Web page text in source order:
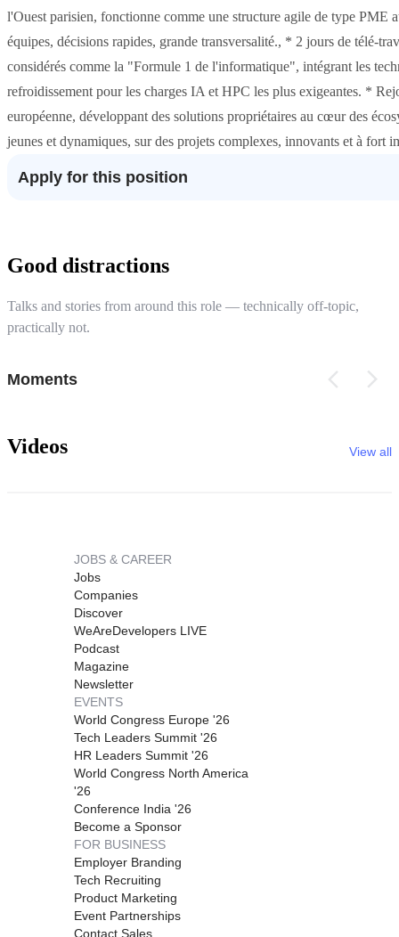
l'Ouest parisien, fonctionne comme une structure agile de type PME
équipes, décisions rapides, grande transversalité., * 2 jours de télé-
considérés comme la "Formule 1 de l'informatique", intégrant les
refroidissement pour les charges IA et HPC les plus exigeantes. *
européenne, développant des solutions propriétaires au cœur des
jeunes et dynamiques, sur des projets complexes, innovants et à fort
Apply for this position
Good distractions
Talks and stories from around this role — technically off-topic,
practically not.
Moments
Videos View all
JOBS & CAREER
Jobs
Companies
Discover
WeAreDevelopers LIVE
Podcast
Magazine
Newsletter
EVENTS
World Congress Europe '26
Tech Leaders Summit '26
HR Leaders Summit '26
World Congress North America
'26
Conference India '26
Become a Sponsor
FOR BUSINESS
Employer Branding
Tech Recruiting
Product Marketing
Event Partnerships
Contact Sales